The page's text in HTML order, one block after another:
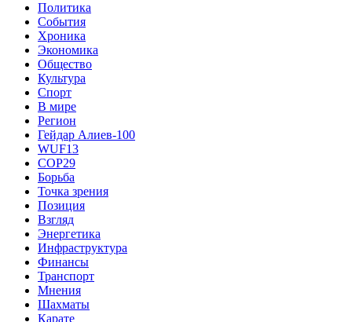
Политика
События
Хроника
Экономика
Общество
Культура
Спорт
В мире
Регион
Гейдар Алиев-100
WUF13
COP29
Борьба
Точка зрения
Позиция
Взгляд
Энергетика
Инфраструктура
Финансы
Транспорт
Мнения
Шахматы
Карате